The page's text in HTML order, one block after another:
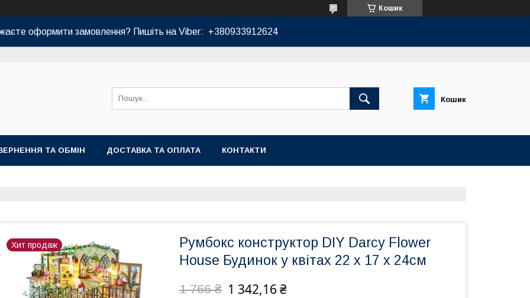
Кошик
оформити замовлення? Пишіть на Viber: +380933912624
Кошик
ТА ОБМІН ДОСТАВКА ТА ОПЛАТА КОНТАКТИ
Хит продаж
Румбокс конструктор DIY Darcy Flower
House Будинок у квітах 22 x 17 x 24см
1 766 ₴ 1 342,16 ₴